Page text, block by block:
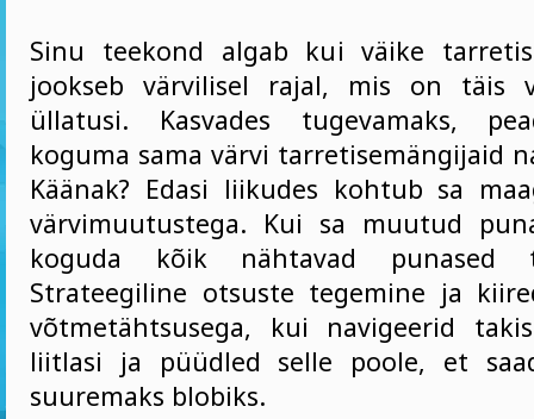
Sinu teekond algab kui väike
jookseb värvilisel rajal, mis on täis
üllatusi. Kasvades tugevamaks,
koguma sama värvi tarretisemängijaid
Käänak? Edasi liikudes kohtub sa
värvimuutustega. Kui sa muutud
koguda kõik nähtavad punased
Strateegiline otsuste tegemine ja
võtmetähtsusega, kui navigeerid
liitlasi ja püüdled selle poole, et
suuremaks blobiks.